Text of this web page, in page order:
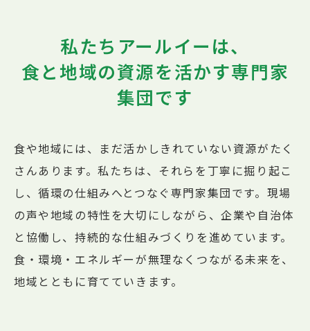
私たちアールイーは、
⾷と地域の資源を活かす専⾨家
集団です
⾷や地域には、まだ活かしきれていない資源がたく
さんあります。私たちは、それらを丁寧に掘り起こ
し、循環の仕組みへとつなぐ専⾨家集団です。 現場
の声や地域の特性を⼤切にしながら、企業や⾃治体
と協働し、持続的な仕組みづくりを進めています。
⾷・環境・エネルギーが無理なくつながる未来を、
地域とともに育てていきます。